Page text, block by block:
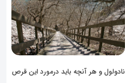
نادولول و هر آنچه باید درمورد این قرص